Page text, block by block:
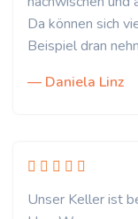
Da können sich
Beispiel dran
— Daniela Linz
Unser Keller ist